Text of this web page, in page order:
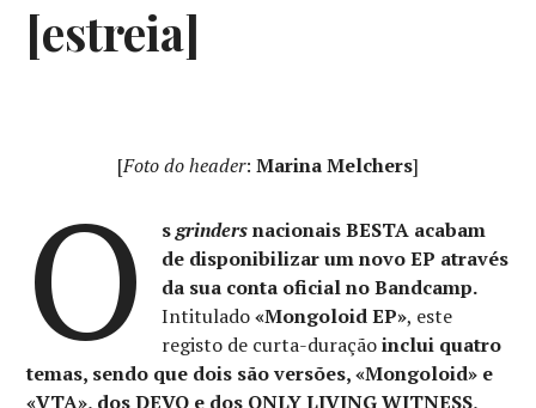
[estreia]
[Foto do header: Marina Melchers]
O sgrindersnacionais BESTA acabam
de disponibilizar um novo EP através
da sua conta oficial no Bandcamp.
Intitulado«Mongoloid EP», este
registo de curta-duraçãoinclui quatro
temas, sendo que dois são versões, «Mongoloid» e
«VTA», dos DEVO e dos ONLY LIVING WITNESS,